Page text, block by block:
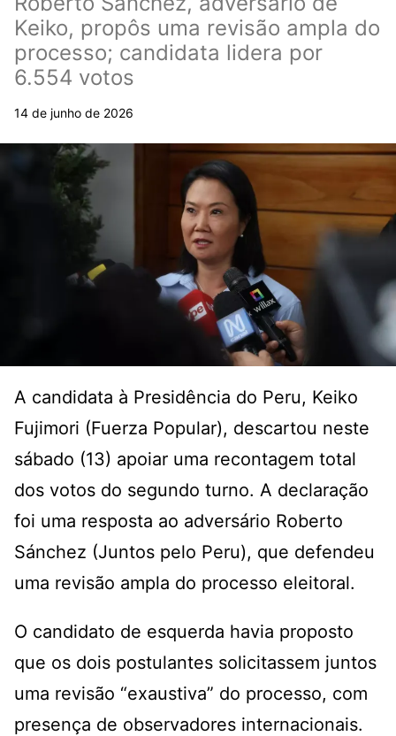
Keiko, propôs uma revisão ampla do
processo; candidata lidera por
6.554 votos
14 de junho de 2026
A candidata à Presidência do Peru, Keiko
Fujimori (Fuerza Popular), descartou neste
sábado (13) apoiar uma recontagem total
dos votos do segundo turno. A declaração
foi uma resposta ao adversário Roberto
Sánchez (Juntos pelo Peru), que defendeu
uma revisão ampla do processo eleitoral.
O candidato de esquerda havia proposto
que os dois postulantes solicitassem juntos
uma revisão “exaustiva” do processo, com
presença de observadores internacionais.